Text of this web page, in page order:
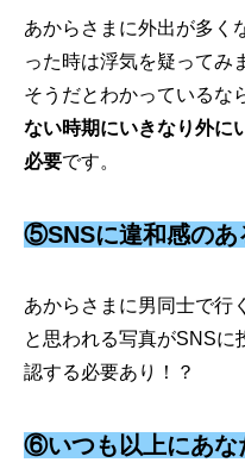
あからさまに外出が多く
った時は浮気を疑ってみ
そうだとわかっているな
ない時期にいきなり外に
必要です。
⑤SNSに違和感のあ
あからさまに男同士で行
と思われる写真がSNSに
認する必要あり！？
⑥いつも以上にあな